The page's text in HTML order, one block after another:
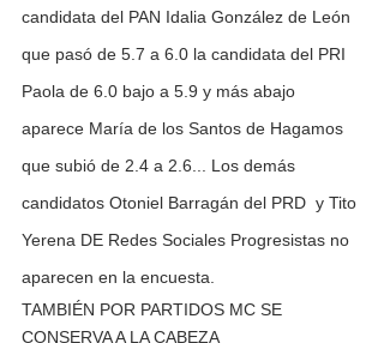
candidata del PAN Idalia González de León
que pasó de 5.7 a 6.0 la candidata del PRI
Paola de 6.0 bajo a 5.9 y más abajo
aparece María de los Santos de Hagamos
que subió de 2.4 a 2.6... Los demás
candidatos Otoniel Barragán del PRD  y Tito
Yerena DE Redes Sociales Progresistas no
aparecen en la encuesta.
TAMBIÉN POR PARTIDOS MC SE
CONSERVA A LA CABEZA